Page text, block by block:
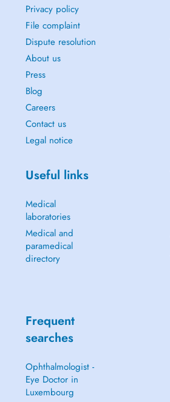
Privacy policy
File complaint
Dispute resolution
About us
Press
Blog
Careers
Contact us
Legal notice
Useful links
Medical
laboratories
Medical and
paramedical
directory
Frequent
searches
Ophthalmologist -
Eye Doctor in
Luxembourg